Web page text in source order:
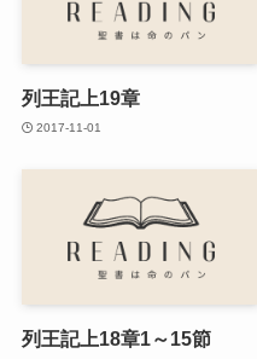
列王記上19章
2017-11-01
列王記上18章1～15節